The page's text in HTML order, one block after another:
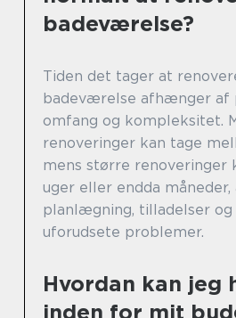
badeværelse?
Tiden det tager at
badeværelse afhænger af
omfang og kompleksitet.
renoveringer kan tage
mens større renoveringer
uger eller endda
planlægning, tilladelser og
uforudsete problemer.
Hvordan kan jeg
inden for mit